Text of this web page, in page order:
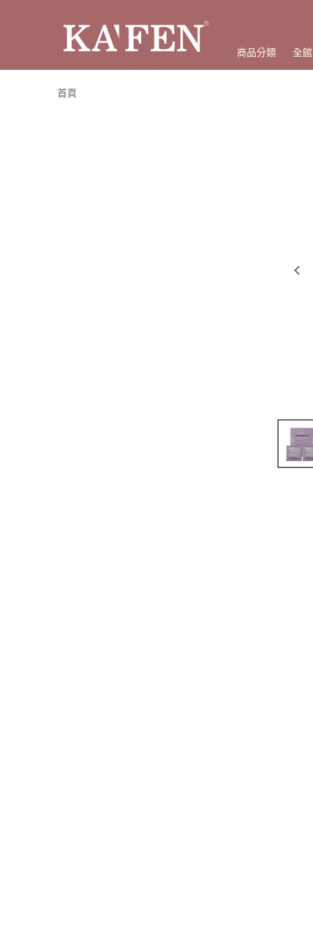
商品分類 全
首頁